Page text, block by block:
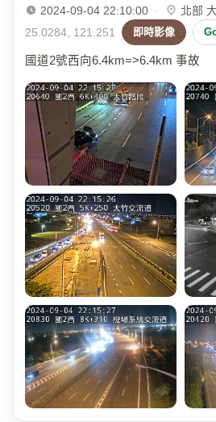
2024-09-04 22:10:00 · 北部
25.0284, 121.251
即時影像
國道2號西向6.4km=>6.4km 事故